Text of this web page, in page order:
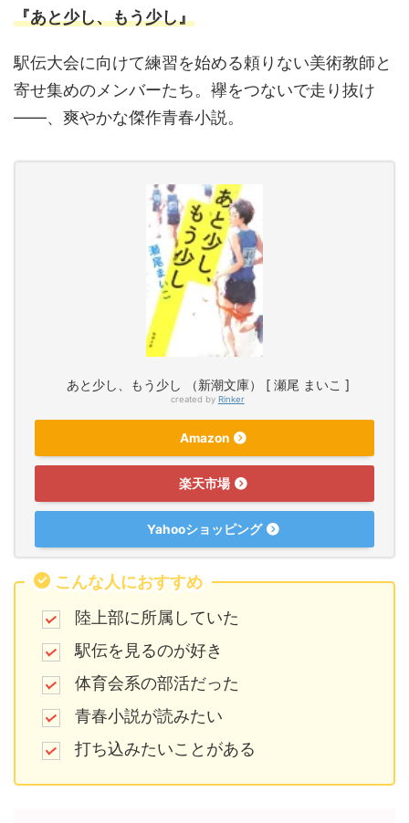
『あと少し、もう少し』
駅伝大会に向けて練習を始める頼りない美術教師と
寄せ集めのメンバーたち。襷をつないで走り抜け
――、爽やかな傑作青春小説。
あと少し、もう少し （新潮文庫） [ 瀬尾 まいこ ]
created by Rinker
Amazon
楽天市場
Yahooショッピング
こんな人におすすめ
陸上部に所属していた
駅伝を見るのが好き
体育会系の部活だった
青春小説が読みたい
打ち込みたいことがある